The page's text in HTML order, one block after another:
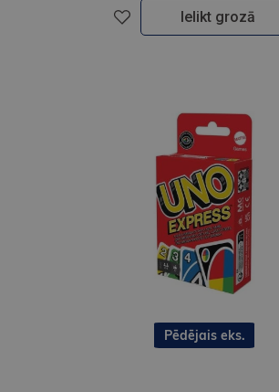
Ielikt grozā
Pēdējais eks.